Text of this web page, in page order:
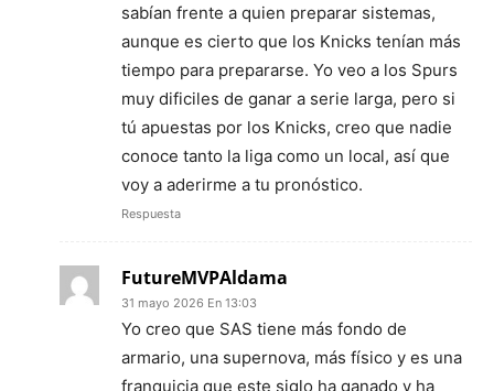
sabían frente a quien preparar sistemas,
aunque es cierto que los Knicks tenían más
tiempo para prepararse. Yo veo a los Spurs
muy dificiles de ganar a serie larga, pero si
tú apuestas por los Knicks, creo que nadie
conoce tanto la liga como un local, así que
voy a aderirme a tu pronóstico.
Respuesta
FutureMVPAldama
31 mayo 2026 En 13:03
Yo creo que SAS tiene más fondo de
armario, una supernova, más físico y es una
franquicia que este siglo ha ganado y ha